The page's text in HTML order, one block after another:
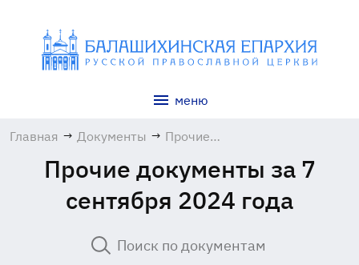
меню
Главная → Документы → Прочие
Прочие документы за 7
сентября 2024 года